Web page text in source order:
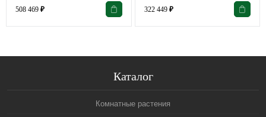
508 469 ₽ 322 449 ₽
Каталог
Комнатные растения